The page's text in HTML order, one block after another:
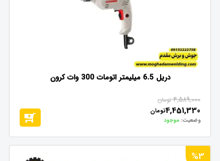
دریل 6.5 میلیمتر اتومات 300 وات کرون
4,589,000 تومان
4,451,330تومان
وضعیت: موجود
%3